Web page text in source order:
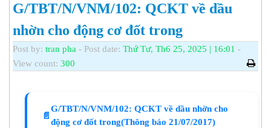
G/TBT/N/VNM/102: QCKT về dầu
nhờn cho động cơ đốt trong
Post by: tran pha - Post date: Thứ Tư, Th6 25, 2025 | 16:01 -
View count: 300
📄
G/TBT/N/VNM/102: QCKT về dầu nhờn cho
động cơ đốt trong(Thông báo 21/07/2017)